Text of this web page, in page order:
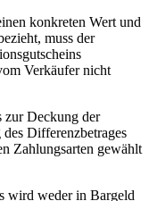
konkreten Wert und
muss der
Verkäufer nicht
zur Deckung der
Differenzbetrages
Zahlungsarten gewählt
wird weder in Bargeld